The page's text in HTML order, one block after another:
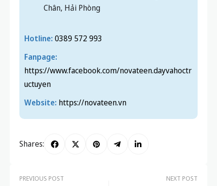
Chân, Hải Phòng
Hotline: 0389 572 993
Fanpage:
https://www.facebook.com/novateen.dayvahoctr
uctuyen
Website: https://novateen.vn
Shares:
PREVIOUS POST NEXT POST